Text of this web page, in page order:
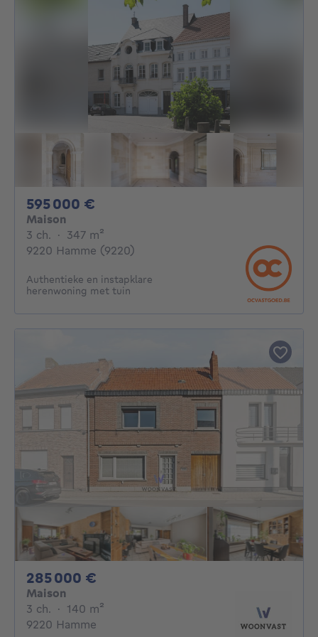
595 000 €
Maison
3 ch. 3 chambres
· 347 m²
9220 Hamme (9220)
Authentieke en instapklare
herenwoning met tuin
285 000 €
Maison
3 ch. 3 chambres
· 140 m²
9220 Hamme